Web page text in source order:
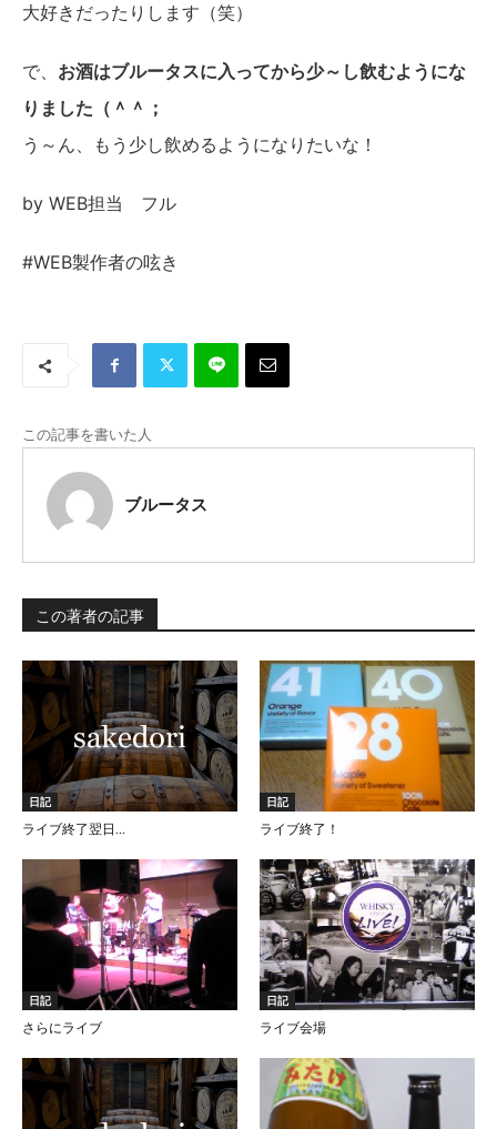
大好きだったりします（笑）
で、 お酒はブルータスに入ってから少～し飲むようにな
りました（＾＾；
う～ん、もう少し飲めるようになりたいな！
by WEB担当 フル
#WEB製作者の呟き
この記事を書いた人
ブルータス
この著者の記事
日記
ライブ終了翌日…
日記
ライブ終了！
日記
さらにライブ
日記
ライブ会場